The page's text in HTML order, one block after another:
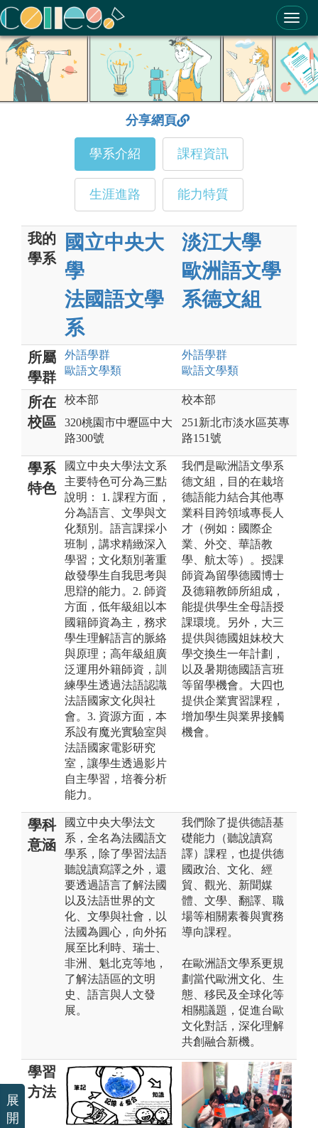
ColleGo! 大學選才與高中育才輔助系統
分享網頁
學系介紹 課程資訊
生涯進路 能力特質
我的
學系
國立中央大
學
法國語文學
系
淡江大學
歐洲語文學
系德文組
所屬
學群
外語學群
歐語文學類
外語學群
歐語文學類
所在
校區
校本部
320桃園市中壢區中大
路300號
校本部
251新北市淡水區英專
路151號
學系
特色
國立中央大學法文系
主要特色可分為三點
說明： 1. 課程方面，
分為語言、文學與文
化類別。語言課採小
班制，講求精緻深入
學習；文化類別著重
啟發學生自我思考與
思辯的能力。2. 師資
方面，低年級組以本
國籍師資為主，務求
學生理解語言的脈絡
與原理；高年級組廣
泛運用外籍師資，訓
練學生透過法語認識
法語國家文化與社
會。3. 資源方面，本
系設有魔光實驗室與
法語國家電影研究
室，讓學生透過影片
自主學習，培養分析
能力。
我們是歐洲語文學系
德文組，目的在栽培
德語能力結合其他專
業科目跨領域專長人
才（例如：國際企
業、外交、華語教
學、航太等）。授課
師資為留學德國博士
及德籍教師所組成，
能提供學生全母語授
課環境。另外，大三
提供與德國姐妹校大
學交換生一年計劃，
以及暑期德國語言班
等留學機會。大四也
提供企業實習課程，
增加學生與業界接觸
機會。
學科
意涵
國立中央大學法文
系，全名為法國語文
學系，除了學習法語
聽說讀寫譯之外，還
要透過語言了解法國
以及法語世界的文
化、文學與社會，以
法國為圓心，向外拓
展至比利時、瑞士、
非洲、魁北克等地，
了解法語區的文明
史、語言與人文發
展。
我們除了提供德語基
礎能力（聽說讀寫
譯）課程，也提供德
國政治、文化、經
貿、觀光、新聞媒
體、文學、翻譯、職
場等相關素養與實務
導向課程。
在歐洲語文學系更規
劃當代歐洲文化、生
態、移民及全球化等
相關議題，促進台歐
文化對話，深化理解
共創融合新機。
學習
方法
展
開